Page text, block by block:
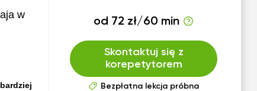
w
od 72 zł/60 min
Skontaktuj się z
korepetytorem
Bezpłatna lekcja próbna